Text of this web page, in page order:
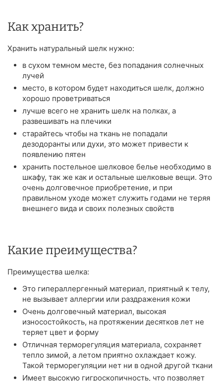
Как хранить?
Хранить натуральный шелк нужно:
в сухом темном месте, без попадания солнечных
лучей
место, в котором будет находиться шелк, должно
хорошо проветриваться
лучше всего не хранить шелк на полках, а
развешивать на плечики
старайтесь чтобы на ткань не попадали
дезодоранты или духи, это может привести к
появлению пятен
хранить постельное шелковое белье необходимо в
шкафу, так же как и остальные шелковые вещи. Это
очень долговечное приобретение, и при
правильном уходе может служить годами не теряя
внешнего вида и своих полезных свойств
Какие преимущества?
Преимущества шелка:
Это гипераллергенный материал, приятный к телу,
не вызывает аллергии или раздражения кожи
Очень долговечный материал, высокая
износостойкость, на протяжении десятков лет не
теряет цвет и форму
Отличная терморегуляция материала, сохраняет
тепло зимой, а летом приятно охлаждает кожу.
Такой терморегуляции нет ни в одной другой ткани
Имеет высокую гигроскопичность, что позволяет